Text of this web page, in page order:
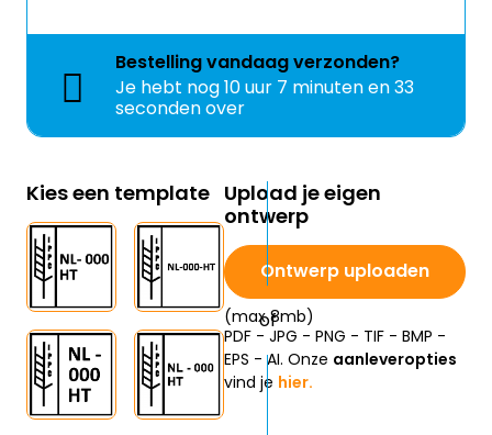
Bestellingvandaagverzonden?
Je hebt nog10 uur 7 minuten en 33
seconden over
Kies een template Upload je eigen
ontwerp
Ontwerp uploaden
(max 8mb)
PDF - JPG - PNG - TIF - BMP -
EPS - AI. Onze aanleveropties
vind je hier.